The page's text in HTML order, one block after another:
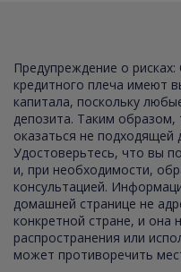
Предупреждение о
кредитного плеча имеют
капитала, поскольку
депозита. Таким
оказаться не подходящей
Удостоверьтесь, что вы
и, при необходимости,
консультацией.
домашней странице не
конкретной стране, и она
распространения или
может противоречить